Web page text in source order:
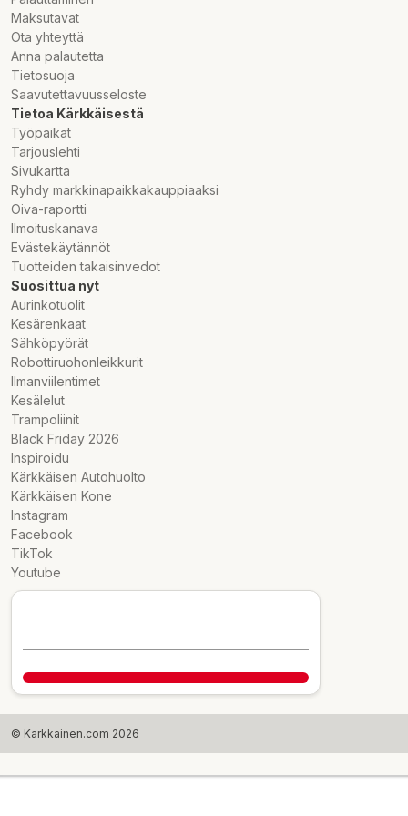
Maksutavat
Ota yhteyttä
Anna palautetta
Tietosuoja
Saavutettavuusseloste
Tietoa Kärkkäisestä
Työpaikat
Tarjouslehti
Sivukartta
Ryhdy markkinapaikkakauppiaaksi
Oiva-raportti
Ilmoituskanava
Evästekäytännöt
Tuotteiden takaisinvedot
Suosittua nyt
Aurinkotuolit
Kesärenkaat
Sähköpyörät
Robottiruohonleikkurit
Ilmanviilentimet
Kesälelut
Trampoliinit
Black Friday 2026
Inspiroidu
Kärkkäisen Autohuolto
Kärkkäisen Kone
Instagram
Facebook
TikTok
Youtube
© Karkkainen.com 2026